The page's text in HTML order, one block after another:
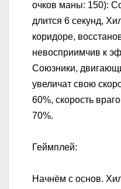
очков маны: 150):
длится 6 секунд,
коридоре,
невосприимчив к
Союзники,
увеличат свою
60%, скорость
70%.
Геймплей:
Начнём с основ.